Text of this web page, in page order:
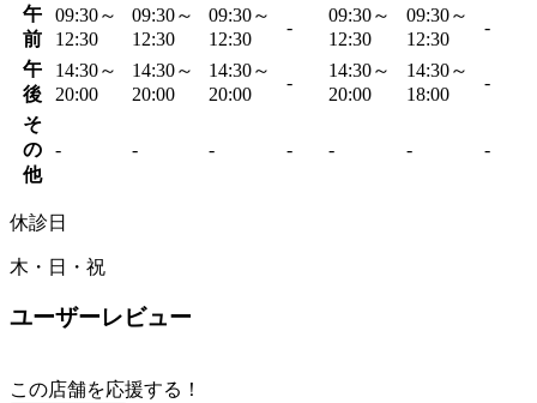
午
前
09:30～
12:30
09:30～
12:30
09:30～
12:30
-
09:30～
12:30
09:30～
12:30
-
午
後
14:30～
20:00
14:30～
20:00
14:30～
20:00
-
14:30～
20:00
14:30～
18:00
-
そ
の
他
- - - - - - -
休診日
木・日・祝
ユーザーレビュー
この店舗を応援する！